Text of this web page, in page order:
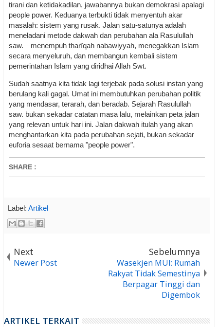
tirani dan ketidakadilan, jawabannya bukan demokrasi apalagi
people power. Keduanya terbukti tidak menyentuh akar
masalah: sistem yang rusak. Jalan satu-satunya adalah
meneladani metode dakwah dan perubahan ala Rasulullah
saw.—menempuh tharîqah nabawiyyah, menegakkan Islam
secara menyeluruh, dan membangun kembali sistem
pemerintahan Islam yang diridhai Allah Swt.
Sudah saatnya kita tidak lagi terjebak pada solusi instan yang
berulang kali gagal. Umat ini membutuhkan perubahan politik
yang mendasar, terarah, dan beradab. Sejarah Rasulullah
saw. bukan sekadar catatan masa lalu, melainkan peta jalan
yang relevan untuk hari ini. Jalan dakwah itulah yang akan
menghantarkan kita pada perubahan sejati, bukan sekadar
euforia sesaat bernama "people power".
SHARE :
Label: Artikel
Next
Newer Post
Sebelumnya
Wasekjen MUI: Rumah
Rakyat Tidak Semestinya
Berpagar Tinggi dan
Digembok
ARTIKEL TERKAIT